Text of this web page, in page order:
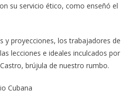
su servicio ético, como enseñó el
y proyecciones, los trabajadores de
lecciones e ideales inculcados por
brújula de nuestro rumbo.
Cubana